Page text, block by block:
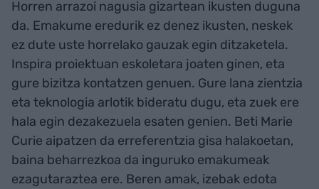
Horren arrazoi nagusia gizartean ikusten duguna
da. Emakume eredurik ez denez ikusten, neskek
ez dute uste horrelako gauzak egin ditzaketela.
Inspira proiektuan eskoletara joaten ginen, eta
gure bizitza kontatzen genuen. Gure lana zientzia
eta teknologia arlotik bideratu dugu, eta zuek ere
hala egin dezakezuela esaten genien. Beti Marie
Curie aipatzen da erreferentzia gisa halakoetan,
baina beharrezkoa da inguruko emakumeak
ezagutaraztea ere. Beren amak, izebak edota